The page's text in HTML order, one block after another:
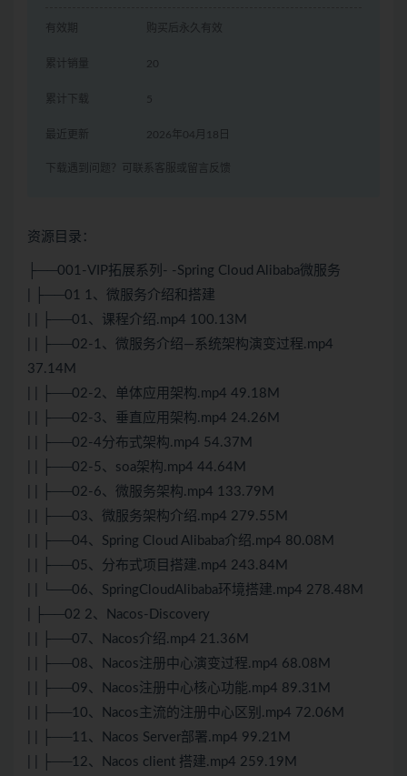
有效期 购买后永久有效
累计销量 20
累计下载 5
最近更新 2026年04月18日
下载遇到问题？可联系客服或留言反馈
资源目录：
├──001-VIP拓展系列- -Spring Cloud Alibaba微服务
| ├──01 1、微服务介绍和搭建
| | ├──01、课程介绍.mp4 100.13M
| | ├──02-1、微服务介绍—系统架构演变过程.mp4
37.14M
| | ├──02-2、单体应用架构.mp4 49.18M
| | ├──02-3、垂直应用架构.mp4 24.26M
| | ├──02-4分布式架构.mp4 54.37M
| | ├──02-5、soa架构.mp4 44.64M
| | ├──02-6、微服务架构.mp4 133.79M
| | ├──03、微服务架构介绍.mp4 279.55M
| | ├──04、Spring Cloud Alibaba介绍.mp4 80.08M
| | ├──05、分布式项目搭建.mp4 243.84M
| | └──06、SpringCloudAlibaba环境搭建.mp4 278.48M
| ├──02 2、Nacos-Discovery
| | ├──07、Nacos介绍.mp4 21.36M
| | ├──08、Nacos注册中心演变过程.mp4 68.08M
| | ├──09、Nacos注册中心核心功能.mp4 89.31M
| | ├──10、Nacos主流的注册中心区别.mp4 72.06M
| | ├──11、Nacos Server部署.mp4 99.21M
| | ├──12、Nacos client 搭建.mp4 259.19M